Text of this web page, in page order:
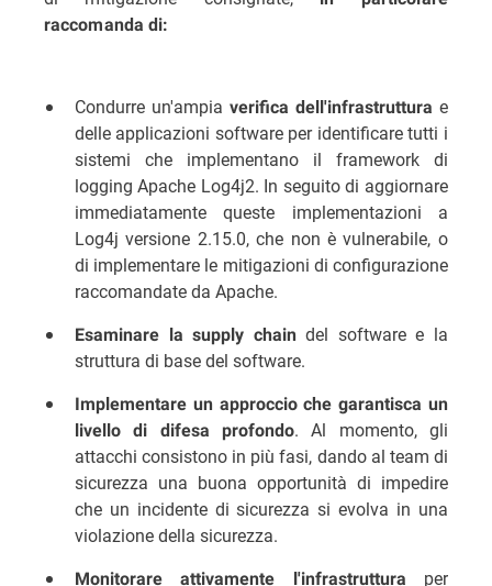
raccomanda di:
Condurre un'ampia verifica dell'infrastruttura e
delle applicazioni software per identificare tutti i
sistemi che implementano il framework di
logging Apache Log4j2. In seguito di aggiornare
immediatamente queste implementazioni a
Log4j versione 2.15.0, che non è vulnerabile, o
di implementare le mitigazioni di configurazione
raccomandate da Apache.
Esaminare la supply chaindel software e la
struttura di base del software.
Implementare un approccio che garantisca un
livello di difesa profondo. Al momento, gli
attacchi consistono in più fasi, dando al team di
sicurezza una buona opportunità di impedire
che un incidente di sicurezza si evolva in una
violazione della sicurezza.
Monitorare attivamente l'infrastruttura per